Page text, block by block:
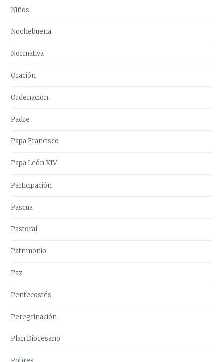
Niños
Nochebuena
Normativa
Oración
Ordenación
Padre
Papa Francisco
Papa León XIV
Participación
Pascua
Pastoral
Patrimonio
Paz
Pentecostés
Peregrinación
Plan Diocesano